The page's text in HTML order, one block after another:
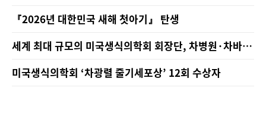
『2026년 대한민국 새해 첫아기』 탄생
세계 최대 규모의 미국생식의학회 회장단, 차병원·차바이
미국생식의학회 ‘차광렬 줄기세포상’ 12회 수상자